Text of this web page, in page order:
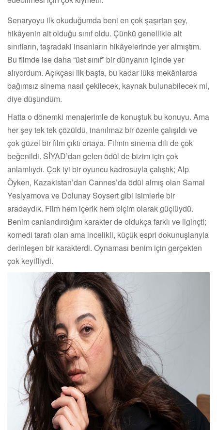
Senaryoyu ilk okuduğumda beni en çok şaşırtan şey,
hikâyenin ait olduğu sınıf oldu. Çünkü genellikle alt
sınıfların, taşradaki insanların hikâyelerinde yer almıştım.
Bu filmde ise daha “üst sınıf” bir dünyanın içinde yer
alıyordum. Açıkçası ilk başta, bu kadar lüks mekânlarda
bağımsız sinema nasıl çekilecek, kaynak bulunabilecek mi,
diye düşündüm.
Hatta o dönemki menajerimle de konuştuk bu konuyu. Ama
her şey tek tek çözüldü, inanılmaz bir özenle çalışıldı ve
çok güzel bir film çıktı ortaya. Filmin sinema dili de çok
beğenildi. SİYAD’dan gelen ödül de bizim için çok
anlamlıydı. Çok iyi bir oyuncu kadrosuyla çalıştık; Alp
Öyken, Kazakistan’dan Cannes’da ödül almış olan Samal
Yeslyamova ve Dolunay Soysert gibi isimlerle bir
aradaydık. Film hem içerik hem biçim olarak güçlüydü.
Benim canlandırdığım karakter de oldukça farklı ve ilginçti;
komedi tarafı olan ama incelikli, küçük espri dokunuşlarıyla
derinleşen bir karakterdi. Oynaması benim için gerçekten
çok keyifliydi.